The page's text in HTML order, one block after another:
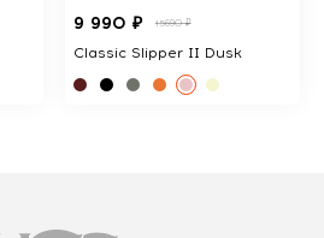
9 990 ₽ 15690 ₽
Classic Slipper II Dusk